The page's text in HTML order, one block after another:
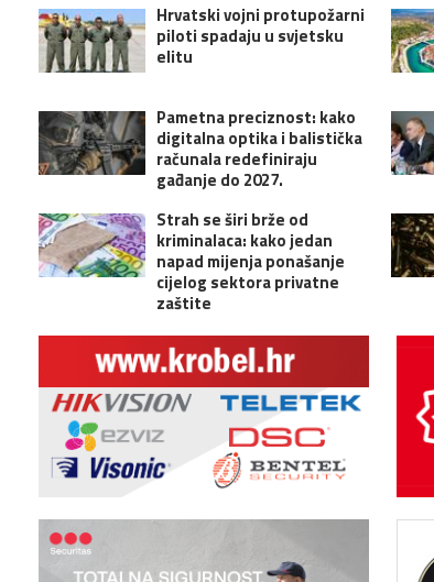
Hrvatski vojni protupožarni
piloti spadaju u svjetsku
elitu
Pametna preciznost: kako
digitalna optika i balistička
računala redefiniraju
gađanje do 2027.
Strah se širi brže od
kriminalaca: kako jedan
napad mijenja ponašanje
cijelog sektora privatne
zaštite